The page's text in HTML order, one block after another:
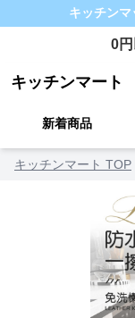
キッチンマ
0
キッチンマート
新着商品
キッチンマート TOP